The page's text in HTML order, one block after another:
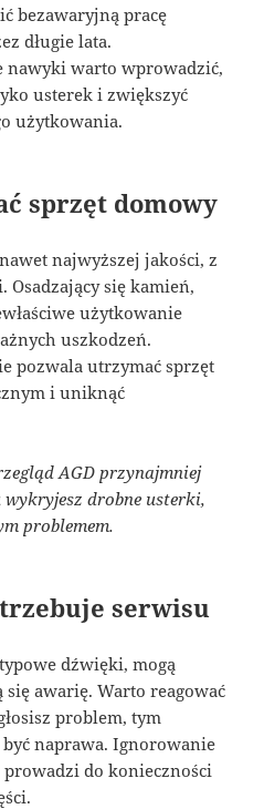
bezawaryjną pracę
długie lata.
nawyki warto wprowadzić,
usterek i zwiększyć
użytkowania.
sprzęt domowy
najwyższej jakości, z
Osadzający się kamień,
użytkowanie
uszkodzeń.
pozwala utrzymać sprzęt
i uniknąć
AGD przynajmniej
drobne usterki,
problemem.
serwisu
dźwięki, mogą
awarię. Warto reagować
problem, tym
być naprawa. Ignorowanie
do konieczności